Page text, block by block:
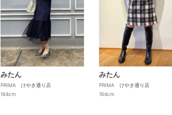
みたん
PRIMA けやき通り店
164cm
みたん
PRIMA けやき通り店
164cm